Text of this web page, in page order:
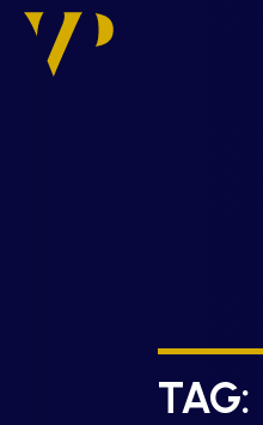
TAG: